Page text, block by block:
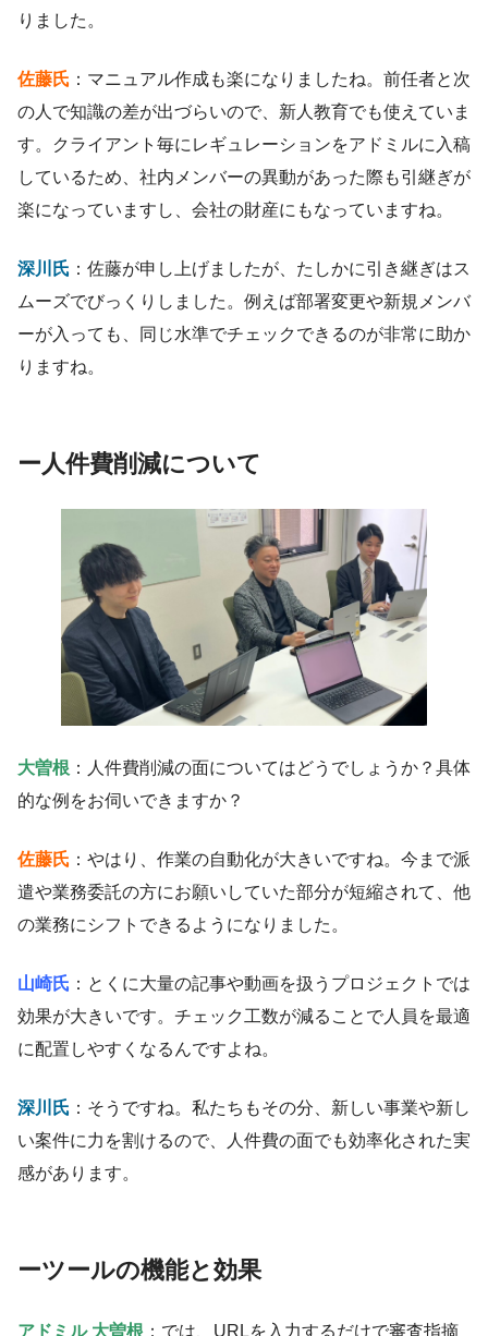
りました。
佐藤氏 ：マニュアル作成も楽になりましたね。前任者と次
の人で知識の差が出づらいので、新人教育でも使えていま
す。クライアント毎にレギュレーションをアドミルに入稿
しているため、社内メンバーの異動があった際も引継ぎが
楽になっていますし、会社の財産にもなっていますね。
深川氏 ：佐藤が申し上げましたが、たしかに引き継ぎはス
ムーズでびっくりしました。例えば部署変更や新規メンバ
ーが入っても、同じ水準でチェックできるのが非常に助か
りますね。
ー人件費削減について
大曽根 ：人件費削減の面についてはどうでしょうか？具体
的な例をお伺いできますか？
佐藤氏 ：やはり、作業の自動化が大きいですね。今まで派
遣や業務委託の方にお願いしていた部分が短縮されて、他
の業務にシフトできるようになりました。
山崎氏 ：とくに大量の記事や動画を扱うプロジェクトでは
効果が大きいです。チェック工数が減ることで人員を最適
に配置しやすくなるんですよね。
深川氏 ：そうですね。私たちもその分、新しい事業や新し
い案件に力を割けるので、人件費の面でも効率化された実
感があります。
ーツールの機能と効果
アドミル 大曽根 ：では、URLを入力するだけで審査指摘